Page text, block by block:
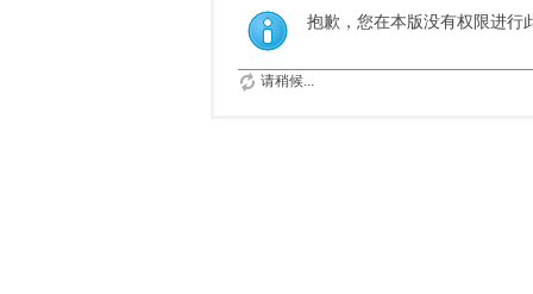
抱歉，您在本版没有权限进行
请稍候...